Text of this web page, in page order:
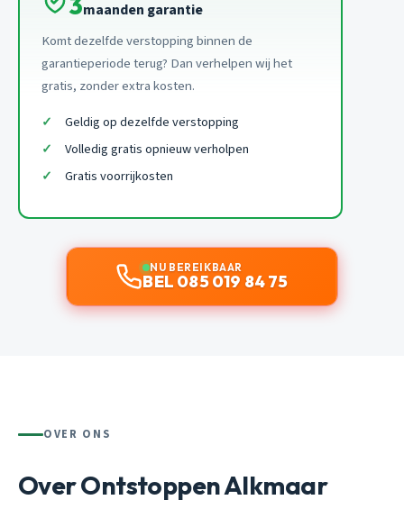
maanden garantie
Komt dezelfde verstopping binnen de
garantieperiode terug? Dan verhelpen wij het
gratis, zonder extra kosten.
Geldig op dezelfde verstopping
Volledig gratis opnieuw verholpen
Gratis voorrijkosten
NU BEREIKBAAR
BEL 085 019 84 75
OVER ONS
Over Ontstoppen Alkmaar